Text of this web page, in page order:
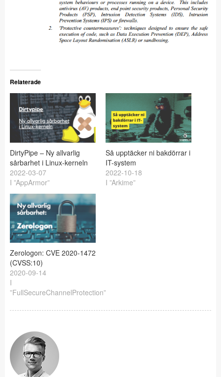
Relaterade
DirtyPipe – Ny allvarlig
sårbarhet i Linux-kerneln
2022-03-07
I ”AppArmor”
Så upptäcker ni bakdörrar i
IT-system
2022-10-18
I ”Arkime”
Zerologon: CVE 2020-1472
(CVSS:10)
2020-09-14
I
”FullSecureChannelProtection”